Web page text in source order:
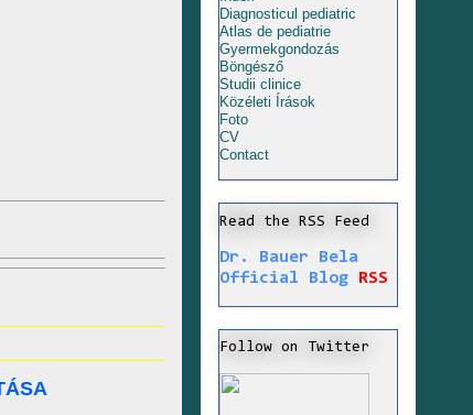
Diagnosticul pediatric
Atlas de pediatrie
Gyermekgondozás
Böngésző
Studii clinice
Közéleti Írások
Foto
CV
Contact
Read the RSS Feed
Dr. Bauer Bela
Official Blog
RSS
Follow on Twitter